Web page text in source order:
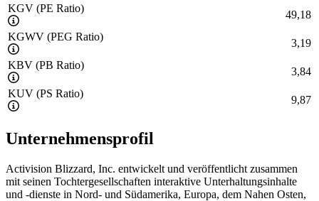
KGV (PE Ratio)
49,18
KGWV (PEG Ratio)
3,19
KBV (PB Ratio)
3,84
KUV (PS Ratio)
9,87
Unternehmensprofil
Activision Blizzard, Inc. entwickelt und veröffentlicht zusammen
mit seinen Tochtergesellschaften interaktive Unterhaltungsinhalte
und -dienste in Nord- und Südamerika, Europa, dem Nahen Osten,